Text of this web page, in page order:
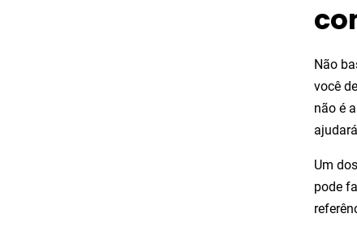
Não
você
não é
Um
pode